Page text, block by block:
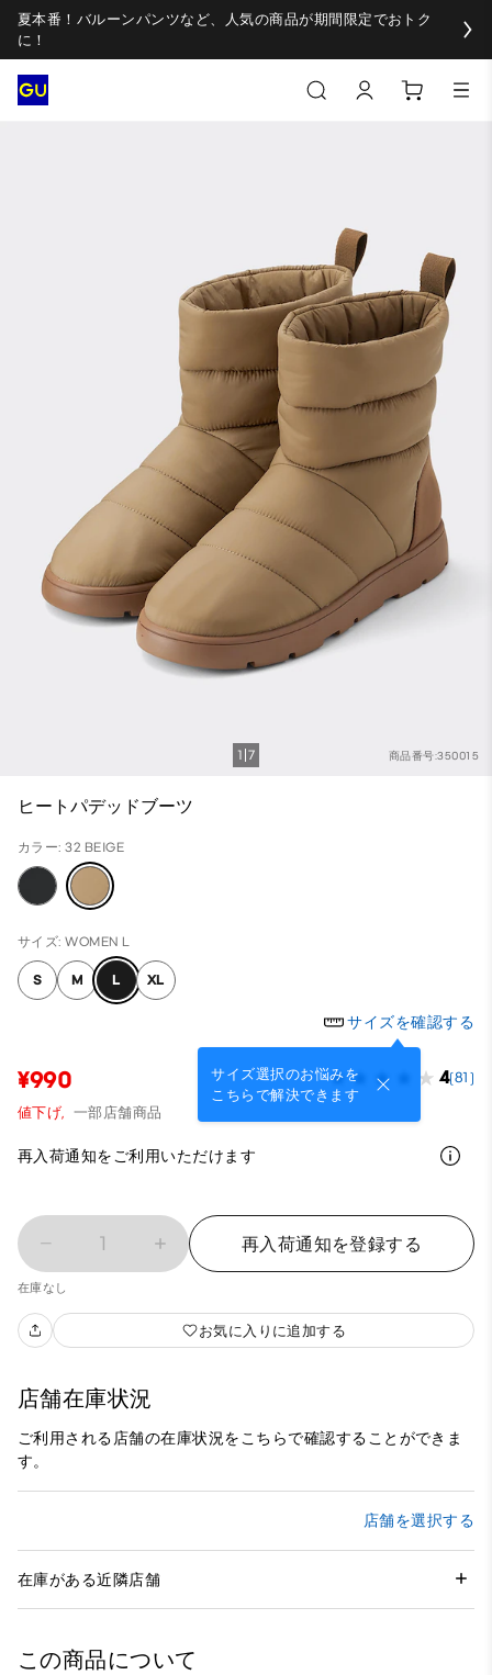
夏本番！バルーンパンツなど、人気の商品が期間限定でおトク
に！
商品番号:350015
1 7
ヒートパデッドブーツ
カラー: 32 BEIGE
サイズ: WOMEN L
S M L XL
サイズを確認する
サイズ選択のお悩みを
こちらで解決できます
¥990 4(81)
値下げ, 一部店舗商品
再入荷通知をご利用いただけます
1 再入荷通知を登録する
在庫なし
お気に入りに追加する
店舗在庫状況
ご利用される店舗の在庫状況をこちらで確認することができま
す。
店舗を選択する
在庫がある近隣店舗
この商品について